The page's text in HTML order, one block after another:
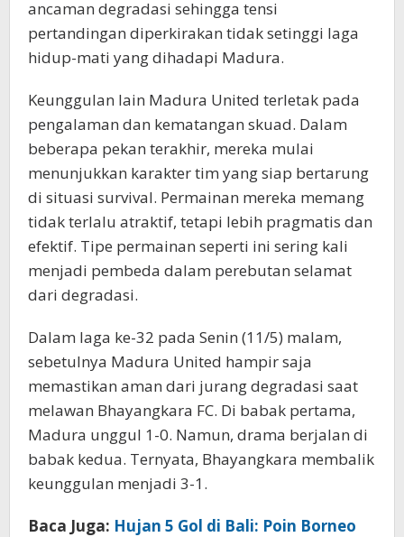
ancaman degradasi sehingga tensi
pertandingan diperkirakan tidak setinggi laga
hidup-mati yang dihadapi Madura.
Keunggulan lain Madura United terletak pada
pengalaman dan kematangan skuad. Dalam
beberapa pekan terakhir, mereka mulai
menunjukkan karakter tim yang siap bertarung
di situasi survival. Permainan mereka memang
tidak terlalu atraktif, tetapi lebih pragmatis dan
efektif. Tipe permainan seperti ini sering kali
menjadi pembeda dalam perebutan selamat
dari degradasi.
Dalam laga ke-32 pada Senin (11/5) malam,
sebetulnya Madura United hampir saja
memastikan aman dari jurang degradasi saat
melawan Bhayangkara FC. Di babak pertama,
Madura unggul 1-0. Namun, drama berjalan di
babak kedua. Ternyata, Bhayangkara membalik
keunggulan menjadi 3-1.
Baca Juga: Hujan 5 Gol di Bali: Poin Borneo